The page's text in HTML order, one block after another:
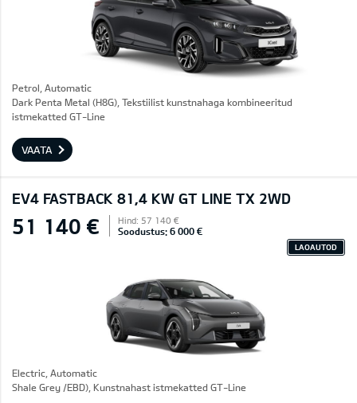
Petrol, Automatic
Dark Penta Metal (H8G), Tekstiilist kunstnahaga kombineeritud
istmekatted GT-Line
VAATA
EV4 FASTBACK 81,4 KW GT LINE TX 2WD
51 140 € Hind: 57 140 €
Soodustus: 6 000 €
LAOAUTOD
Electric, Automatic
Shale Grey /EBD), Kunstnahast istmekatted GT-Line